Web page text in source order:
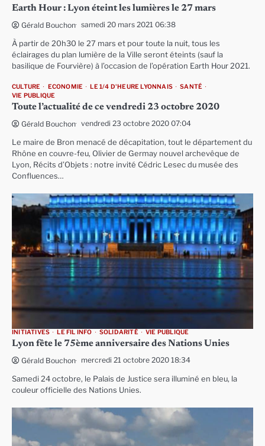
Earth Hour : Lyon éteint les lumières le 27 mars
Gérald Bouchon samedi 20 mars 2021 06:38
À partir de 20h30 le 27 mars et pour toute la nuit, tous les
éclairages du plan lumière de la Ville seront éteints (sauf la
basilique de Fourvière) à l’occasion de l’opération Earth Hour 2021.
CULTURE ECONOMIE LE 1/4 D'HEURE LYONNAIS
SANTÉ
VIE PUBLIQUE
Toute l’actualité de ce vendredi 23 octobre 2020
Gérald Bouchon vendredi 23 octobre 2020 07:04
Le maire de Bron menacé de décapitation, tout le département du
Rhône en couvre-feu, Olivier de Germay nouvel archevêque de
Lyon, Récits d’Objets : notre invité Cédric Lesec du musée des
Confluences…
INITIATIVES LE FIL INFO SOLIDARITÉ VIE PUBLIQUE
Lyon fête le 75ème anniversaire des Nations Unies
Gérald Bouchon mercredi 21 octobre 2020 18:34
Samedi 24 octobre, le Palais de Justice sera illuminé en bleu, la
couleur officielle des Nations Unies.